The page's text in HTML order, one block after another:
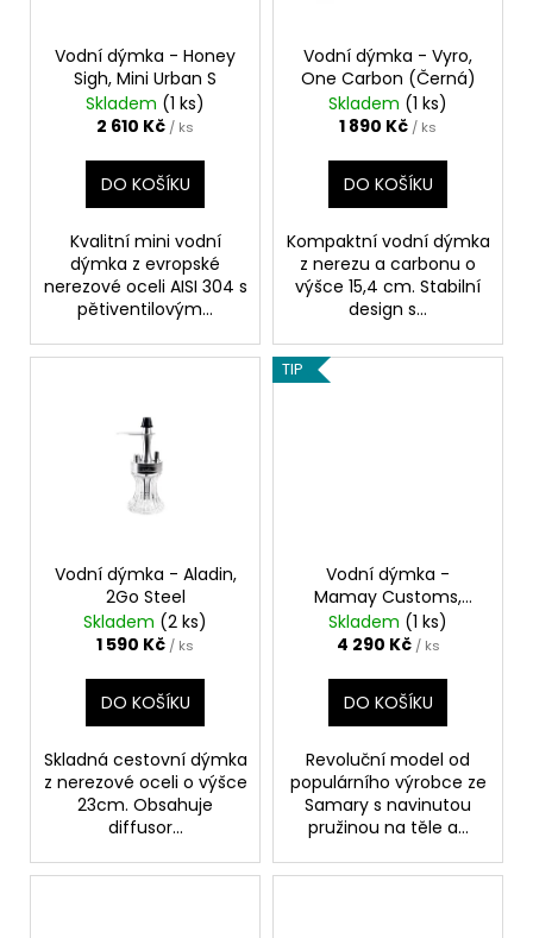
Vodní dýmka - Honey
Sigh, Mini Urban S
Skladem (1 ks)
2 610 Kč / ks
DO KOŠÍKU
Kvalitní mini vodní
dýmka z evropské
nerezové oceli AISI 304 s
pětiventilovým...
Vodní dýmka - Vyro,
One Carbon (Černá)
Skladem (1 ks)
1 890 Kč / ks
DO KOŠÍKU
Kompaktní vodní dýmka
z nerezu a carbonu o
výšce 15,4 cm. Stabilní
design s...
Vodní dýmka - Aladin,
2Go Steel
Skladem (2 ks)
1 590 Kč / ks
DO KOŠÍKU
Skladná cestovní dýmka
z nerezové oceli o výšce
23cm. Obsahuje
diffusor...
TIP
Vodní dýmka -
Mamay Customs,
Coilover Micro
Skladem (1 ks)
4 290 Kč / ks
DO KOŠÍKU
Revoluční model od
populárního výrobce ze
Samary s navinutou
pružinou na těle a...